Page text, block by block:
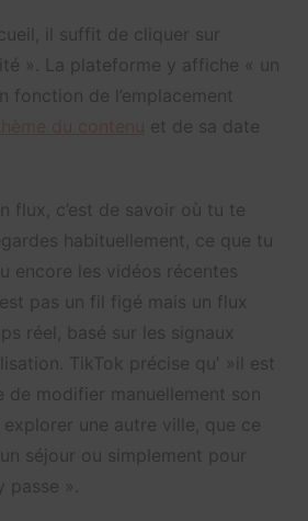
il suffit de cliquer sur
». La plateforme y affiche « un
fonction de l’emplacement
et de sa date
flux, c’est de savoir où tu te
habituellement, ce que tu
encore les vidéos récentes
pas un fil figé mais un flux
réel, basé sur les signaux
TikTok précise qu' »il est
de modifier manuellement son
une autre ville, que ce
séjour ou simplement pour
passe ».